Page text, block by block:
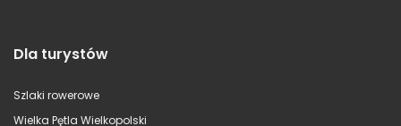
Dla turystów
Szlaki rowerowe
Wielka Pętla Wielkopolski